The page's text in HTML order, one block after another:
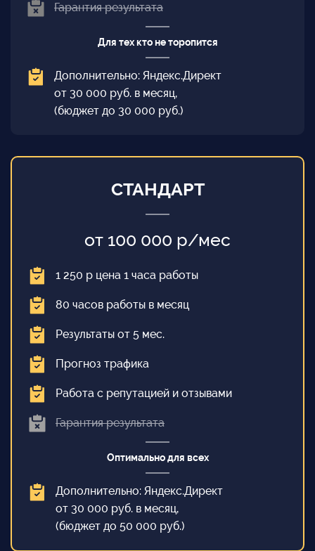
Гарантия результата
Для тех кто не торопится
Дополнительно: Яндекс.Директ
от 30 000 руб. в месяц,
(бюджет до 30 000 руб.)
СТАНДАРТ
от 100 000 р/мес
1 250 р цена 1 часа работы
80 часов работы в месяц
Результаты от 5 мес.
Прогноз трафика
Работа с репутацией и отзывами
Гарантия результата
Оптимально для всех
Дополнительно: Яндекс.Директ
от 30 000 руб. в месяц,
(бюджет до 50 000 руб.)